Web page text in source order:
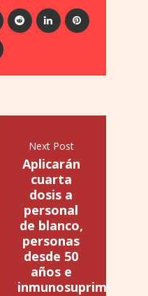
Next Post
Aplicarán
cuarta
dosis a
personal
de blanco,
personas
desde 50
años e
inmunosuprimidas